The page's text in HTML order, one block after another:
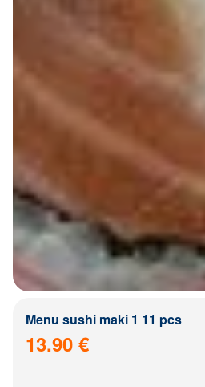
Menu sushi maki 1 11 pcs
13.90 €